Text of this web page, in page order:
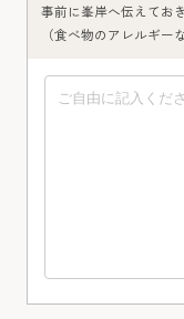
事前に峯岸へ伝えてお
（食べ物のアレルギー